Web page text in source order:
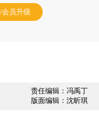
会员升级
责任编辑：冯禹丁
版面编辑：沈昕琪